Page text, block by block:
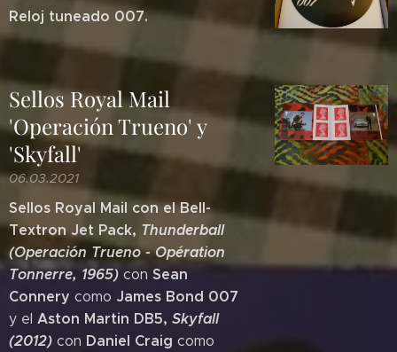
Reloj tuneado 007.
Sellos Royal Mail
'Operación Trueno' y
'Skyfall'
06.03.2021
Sellos Royal Mail con el Bell-
Textron Jet Pack, Thunderball
(Operación Trueno - Opération
Tonnerre, 1965) con Sean
Connery como James Bond 007
y el Aston Martin DB5, Skyfall
(2012) con Daniel Craig como